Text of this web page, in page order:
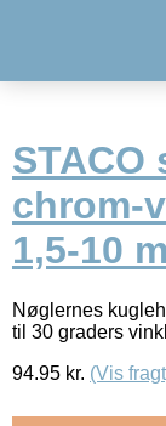
chrom-
1,5-10
Nøglernes
til 30 graders
94.95 kr. (Vis